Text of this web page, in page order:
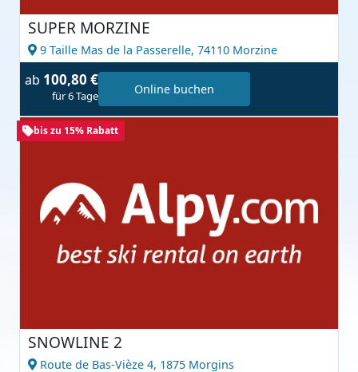
SUPER MORZINE
9 Taille Mas de la Passerelle, 74110 Morzine
ab 100,80 €
für 6 Tage Online buchen
bis zu 15% Rabatt
SNOWLINE 2
Route de Bas-Vièze 4, 1875 Morgins